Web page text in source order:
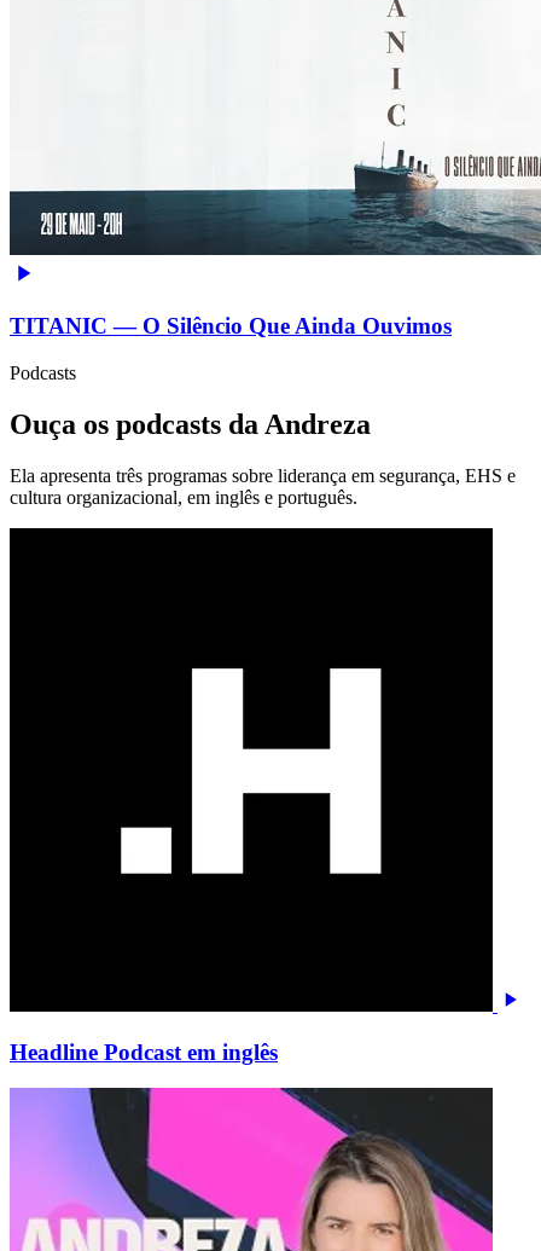
TITANIC — O Silêncio Que Ainda Ouvimos
Podcasts
Ouça os podcasts da Andreza
Ela apresenta três programas sobre liderança em segurança, EHS e
cultura organizacional, em inglês e português.
Headline Podcast em inglês